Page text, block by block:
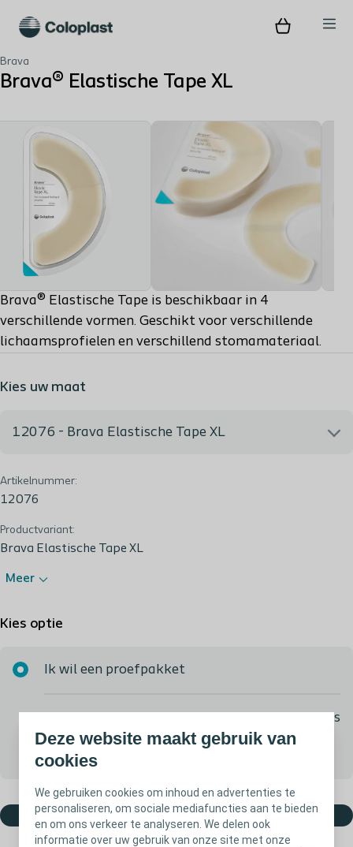
Deze website maakt gebruik van
cookies
We gebruiken cookies om inhoud en advertenties te
personaliseren, om sociale mediafuncties aan te bieden
en om ons verkeer te analyseren. We delen ook
informatie over uw gebruik van onze site met onze
Brava
Brava® Elastische Tape XL
Brava® Elastische Tape is beschikbaar in 4
verschillende vormen. Geschikt voor verschillende
lichaamsprofielen en verschillend stomamateriaal.
Kies uw maat
12076 - Brava Elastische Tape XL
12076 - Brava Elastische Tape XL
Artikelnummer:
12076
Productvariant:
Brava Elastische Tape XL
Meer
Kies optie
Ik wil een proefpakket
Gratis
We zullen telefonisch contact met u opnemen.
Proefpakket toevoegen